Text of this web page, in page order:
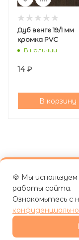
Дуб венге 19/1 мм
кромка PVC
В наличии
14₽
В корзину
КАТАЛОГ
АКЦИИ
УСЛУГИ
🍪 Мы
работы сайта.
Ознакомьтесь с